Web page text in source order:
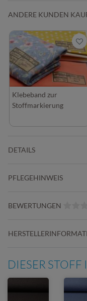
ANDERE KUNDEN
Klebeband zur
Stoffmarkierung
DETAILS
PFLEGEHINWEIS
BEWERTUNGEN
DIESER